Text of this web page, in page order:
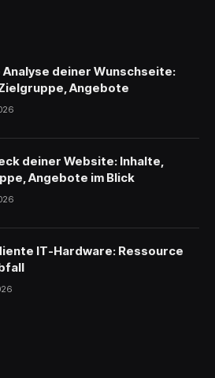
Analyse deiner Wunschseite:
Angebote
deiner Website: Inhalte,
Angebote im Blick
IT-Hardware: Ressource